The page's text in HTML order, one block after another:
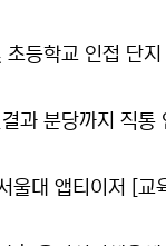
등학교 인접 단
과 분당까지 직
울대 앱티이저 [교